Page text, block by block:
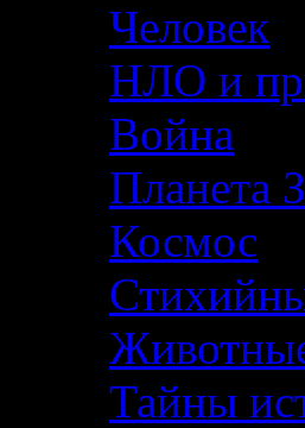
Человек
НЛО и
Война
Планета
Космос
Тайны